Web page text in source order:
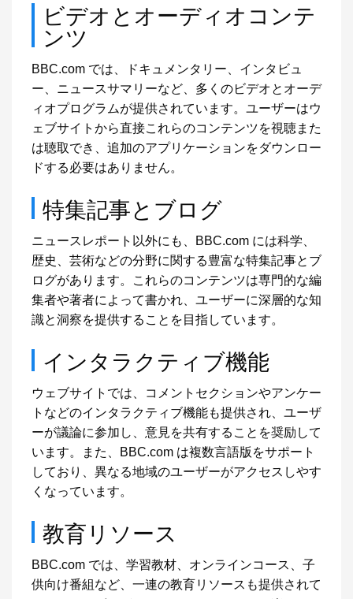
ビデオとオーディオコンテ
ンツ
BBC.com では、ドキュメンタリー、インタビュ
ー、ニュースサマリーなど、多くのビデオとオーデ
ィオプログラムが提供されています。ユーザーはウ
ェブサイトから直接これらのコンテンツを視聴また
は聴取でき、追加のアプリケーションをダウンロー
ドする必要はありません。
特集記事とブログ
ニュースレポート以外にも、BBC.com には科学、
歴史、芸術などの分野に関する豊富な特集記事とブ
ログがあります。これらのコンテンツは専門的な編
集者や著者によって書かれ、ユーザーに深層的な知
識と洞察を提供することを目指しています。
インタラクティブ機能
ウェブサイトでは、コメントセクションやアンケー
トなどのインタラクティブ機能も提供され、ユーザ
ーが議論に参加し、意見を共有することを奨励して
います。また、BBC.com は複数言語版をサポート
しており、異なる地域のユーザーがアクセスしやす
くなっています。
教育リソース
BBC.com では、学習教材、オンラインコース、子
供向け番組など、一連の教育リソースも提供されて